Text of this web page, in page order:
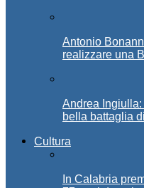
Antonio
realizzare una
Andrea
bella battaglia
Cultura
In Calabria